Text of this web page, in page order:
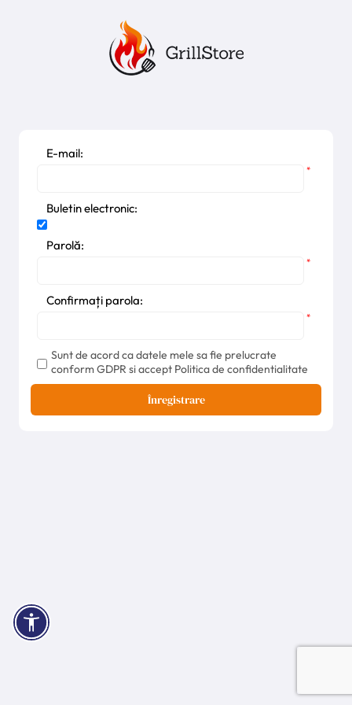
E-mail:
*
Buletin electronic:
Parolă:
*
Confirmați parola:
*
Sunt de acord ca datele mele sa fie prelucrate
conform GDPR si accept Politica de confidentialitate
Înregistrare